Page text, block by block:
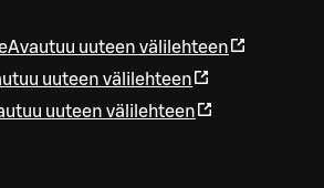
Avautuu uuteen välilehteen
uuteen välilehteen
uuteen välilehteen